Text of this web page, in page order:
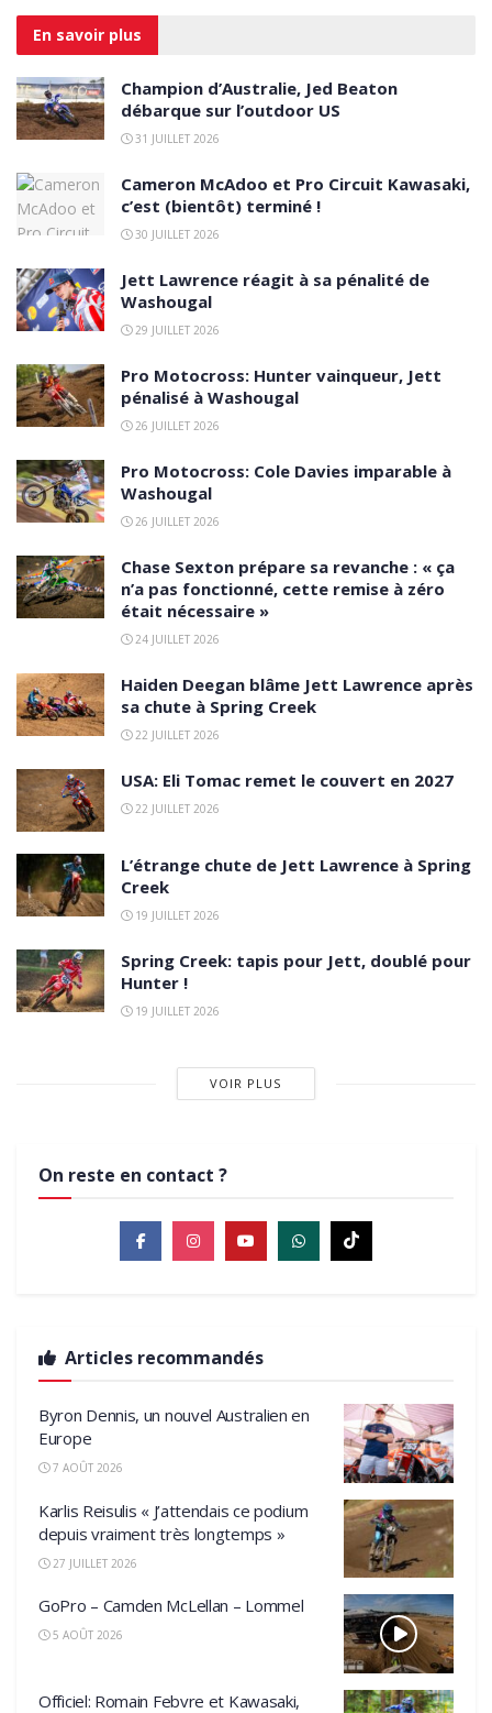
En savoir plus
Champion d’Australie, Jed Beaton
débarque sur l’outdoor US
31 JUILLET 2026
Cameron McAdoo et Pro Circuit Kawasaki,
c’est (bientôt) terminé !
30 JUILLET 2026
Jett Lawrence réagit à sa pénalité de
Washougal
29 JUILLET 2026
Pro Motocross: Hunter vainqueur, Jett
pénalisé à Washougal
26 JUILLET 2026
Pro Motocross: Cole Davies imparable à
Washougal
26 JUILLET 2026
Chase Sexton prépare sa revanche : « ça
n’a pas fonctionné, cette remise à zéro
était nécessaire »
24 JUILLET 2026
Haiden Deegan blâme Jett Lawrence après
sa chute à Spring Creek
22 JUILLET 2026
USA: Eli Tomac remet le couvert en 2027
22 JUILLET 2026
L’étrange chute de Jett Lawrence à Spring
Creek
19 JUILLET 2026
Spring Creek: tapis pour Jett, doublé pour
Hunter !
19 JUILLET 2026
VOIR PLUS
On reste en contact ?
Articles recommandés
Byron Dennis, un nouvel Australien en
Europe
7 AOÛT 2026
Karlis Reisulis « J’attendais ce podium
depuis vraiment très longtemps »
27 JUILLET 2026
GoPro – Camden McLellan – Lommel
5 AOÛT 2026
Officiel: Romain Febvre et Kawasaki,